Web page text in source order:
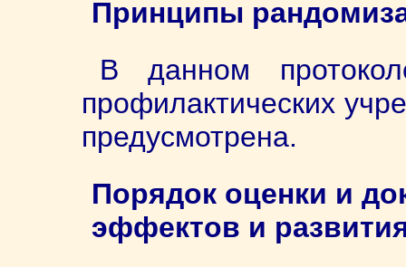
Принципы
В данном
профилактических
предусмотрена.
Порядок оценки и
эффектов и